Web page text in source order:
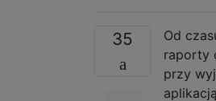
35
Od
raporty
przy